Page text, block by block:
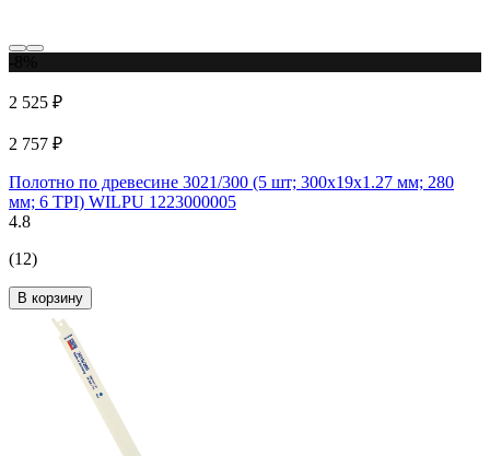
2 525 ₽
2 757 ₽
Полотно по древесине 3021/300 (5 шт; 300х19х1.27 мм; 280
мм; 6 TPI) WILPU 1223000005
4.8
(12)
В корзину